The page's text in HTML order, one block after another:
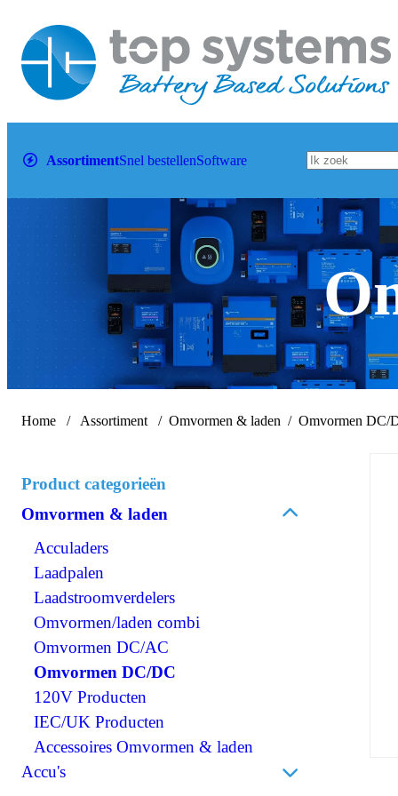
AssortimentSnel bestellenSoftware
Home Assortiment Omvormen & laden Omvormen DC/
Product categorieën
Omvormen & laden
Acculaders
Laadpalen
Laadstroomverdelers
Omvormen/laden combi
Omvormen DC/AC
Omvormen DC/DC
120V Producten
IEC/UK Producten
Accessoires Omvormen & laden
Accu's